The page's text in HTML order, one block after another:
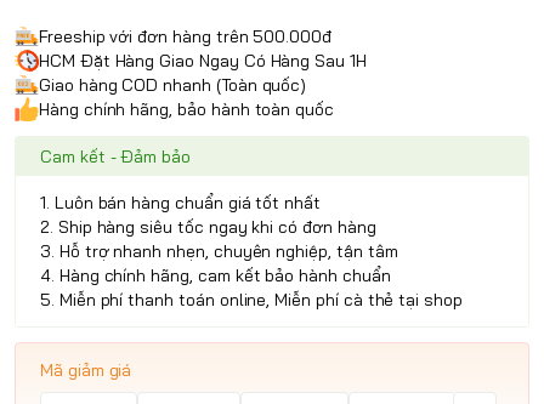
Freeship với đơn hàng trên 500.000đ
HCM Đặt Hàng Giao Ngay Có Hàng Sau 1H
Giao hàng COD nhanh (Toàn quốc)
Hàng chính hãng, bảo hành toàn quốc
Cam kết - Đảm bảo
1. Luôn bán hàng chuẩn giá tốt nhất
2. Ship hàng siêu tốc ngay khi có đơn hàng
3. Hỗ trợ nhanh nhẹn, chuyên nghiệp, tận tâm
4. Hàng chính hãng, cam kết bảo hành chuẩn
5. Miễn phí thanh toán online, Miễn phí cà thẻ tại shop
Mã giảm giá